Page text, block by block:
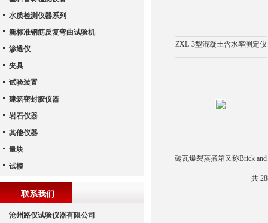
ZXL-3型混凝土含水率测定仪
砖瓦爆裂蒸煮箱又称Brick and
共
水质检测仪器系列
新标准钢筋反复弯曲试验机
渗透仪
夹具
试验装置
建筑密封胶仪器
岩石仪器
其他仪器
量块
试模
联系我们
沧州路仪试验仪器有限公司